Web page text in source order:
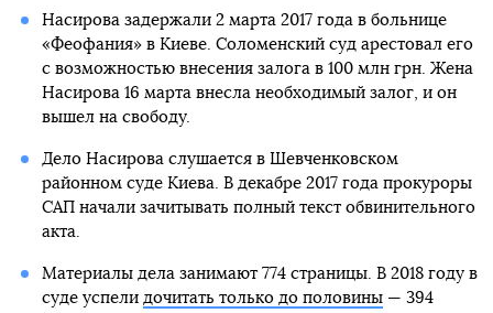
Насирова задержали 2 марта 2017 года в больнице
«Феофания» в Киеве. Соломенский суд арестовал его
с возможностью внесения залога в 100 млн грн. Жена
Насирова 16 марта внесла необходимый залог, и он
вышел на свободу.
Дело Насирова слушается в Шевченковском
районном суде Киева. В декабре 2017 года прокуроры
САП начали зачитывать полный текст обвинительного
акта.
Материалы дела занимают 774 страницы. В 2018 году в
суде успели дочитать только до половины— 394